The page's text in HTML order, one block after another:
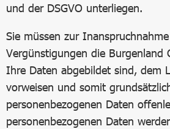
und der DSGVO unterliegen.
Sie müssen zur
Vergünstigungen die Burgenland
Ihre Daten abgebildet sind, dem
vorweisen und somit
personenbezogenen Daten
personenbezogenen Daten